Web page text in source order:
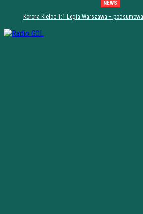
NEWS
Korona Kielce 1:1 Legia Warszawa –